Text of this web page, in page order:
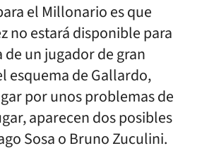
el Millonario es que
no estará disponible para
un jugador de gran
esquema de Gallardo,
por unos problemas de
aparecen dos posibles
Sosa o Bruno Zuculini.